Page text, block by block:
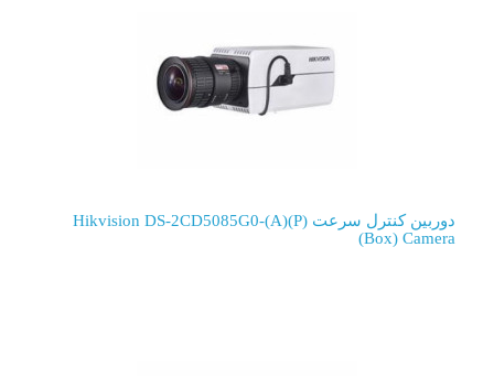
دوربین کنترل سرعت Hikvision DS-2CD5085G0-(A)(P)
(Box) Camera